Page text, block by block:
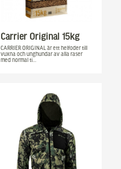
Carrier Original 15kg
CARRIER ORIGINAL är ett helfoder till
vuxna och unghundar av alla raser
med normal ti…